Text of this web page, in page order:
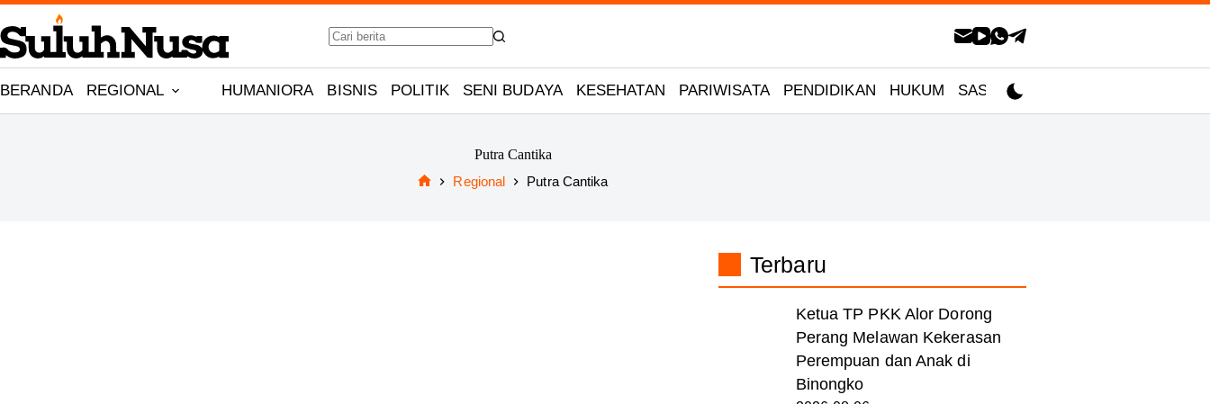
Skip
to
content
No
BERANDA REGIONAL HUMANIORA BISNIS POLITIK SENI BUDAYA KESEHATAN PARIWISATA PENDIDIKAN HUKUM SASTRA
Putra Cantika
Regional Putra Cantika
Terbaru
Ketua TP PKK Alor Dorong
Perang Melawan Kekerasan
Perempuan dan Anak di
Binongko